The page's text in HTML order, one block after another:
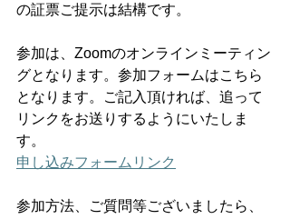
の証票ご提示は結構です。
参加は、Zoomのオンラインミーティン
グとなります。参加フォームはこちら
となります。ご記入頂ければ、追って
リンクをお送りするようにいたしま
す。
申し込みフォームリンク
参加方法、ご質問等ございましたら、